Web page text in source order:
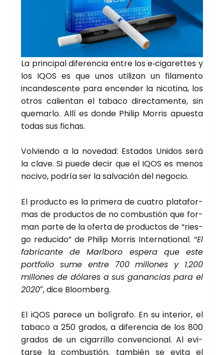
La prin­ci­pal dife­ren­cia entre los e‑cigarettes y
los IQOS es que unos uti­li­zan un fila­men­to
incan­des­cen­te para encen­der la nico­ti­na, los
otros calien­tan el taba­co direc­ta­men­te, sin
que­mar­lo. Allí es don­de Phi­lip Morris apues­ta
todas sus fichas.
Vol­vien­do a la nove­dad: Esta­dos Uni­dos será
la cla­ve. Si pue­de decir que el IQOS es menos
noci­vo, podría ser la sal­va­ción del nego­cio.
El pro­duc­to es la pri­me­ra de cua­tro pla­ta­for­
mas de pro­duc­tos de no com­bus­tión que for­
man par­te de la ofer­ta de pro­duc­tos de “ries­
go redu­ci­do” de Phi­lip Morris Inter­na­tio­nal. “El
fabri­can­te de Marl­bo­ro espe­ra que este
port­fo­lio sume entre 700 millo­nes y 1.200
millo­nes de dóla­res a sus ganan­cias para el
2020″, dice Bloom­berg.
El iQOS pare­ce un bolí­gra­fo. En su inte­rior, el
taba­co a 250 gra­dos, a dife­ren­cia de los 800
gra­dos de un ciga­rri­llo con­ven­cio­nal. Al evi­
tar­se la com­bus­tión, tam­bién se evi­ta el